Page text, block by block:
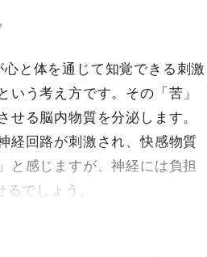
と体を通じて知覚できる刺激
う考え方です。その「苦」
る脳内物質を分泌します。
経回路が刺激され、快感物質
と感じますが、神経には負担
でしょう。